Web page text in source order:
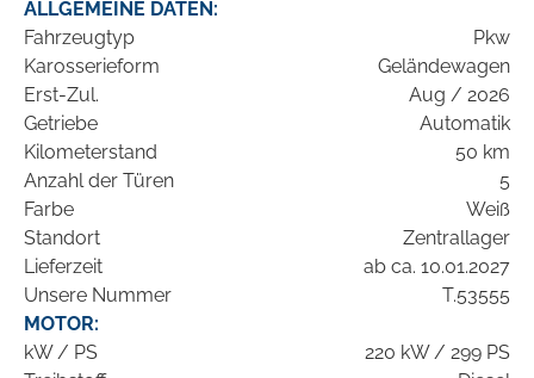
ALLGEMEINE DATEN:
Fahrzeugtyp
Pkw
Karosserieform
Geländewagen
Erst-Zul.
Aug / 2026
Getriebe
Automatik
Kilometerstand
50 km
Anzahl der Türen
5
Farbe
Weiß
Standort
Zentrallager
Lieferzeit
ab ca. 10.01.2027
Unsere Nummer
T.53555
MOTOR:
kW / PS
220 kW / 299 PS